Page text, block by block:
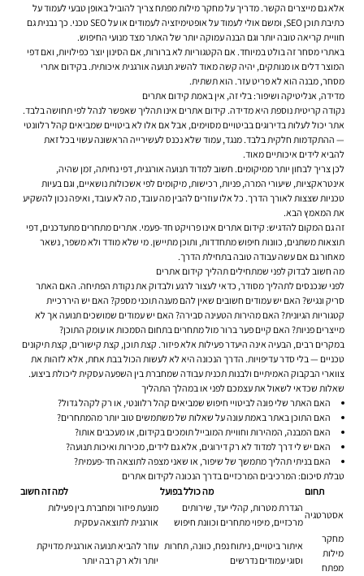
אלא גם מייצרים הקשר. מדריך על מחקר מילות מפתח צריך להוביל באופן טבעי לעמוד על
כתיבת תוכן SEO, ומשם אולי לעמוד על אופטימיזציה לעמודים או על SEO טכני. כך נבנית גם
חוויית קריאה טובה יותר וגם הבנה עמוקה יותר של האתר מצד מנועי החיפוש.
באתרי מסחר זה בולט במיוחד. אם הקטגוריות לא ברורות, אם הסינון יוצר כפילויות, ואם דפי
המוצר דלים או מנותקים, יהיה קשה מאוד להשיג תנועה אורגנית איכותית. בקידום אתרי
מסחר, מבנה הוא לא פריט עזר. הוא תשתית.
מדידה, אנליטיקה ושיפור: בלי זה, אין באמת קידום אתרים
נקודה קריטית נוספת היא מדידה. קידום אתרים אינו תהליך שאפשר לנהל לפי תחושה בלבד.
אתר יכול לעלות בדירוגים בביטויים מסוימים, אבל אם אלו לא ביטויים שמביאים קהל רלוונטי
— ההתקדמות חלקית בלבד. מנגד, עמוד שלא נכנס לעשירייה הראשונה עשוי בכל זאת
להביא לידים איכותיים מאוד.
לכן צריך לבחון יותר ממיקומים. חשוב למדוד תנועה אורגנית, דפי נחיתה, זמן שהיה,
אינטראקציות, שיעורי המרה, פניות, רכישות, מיקומים לפי אשכולות נושאיים, וגם בעיות
טכניות שצצות לאורך הדרך. כל אלו עוזרים להבין מה עובד, מה לא עובד, ואיפה נכון להשקיע
את המאמץ הבא.
זה גם המקום להדגיש: קידום אתרים אינו פרויקט חד-פעמי. אתרים מתחרים מתעדכנים, דפי
תוצאות משתנים, כוונות חיפוש מתחדדות, ותוכן מתיישן. מי שלא מודד ולא משפר, נשאר
מאחור גם אם עשה עבודה טובה בתחילת הדרך.
מה חשוב לבדוק לפני שמתחילים תהליך קידום אתרים
לפני שנכנסים לתהליך מסודר, כדאי לעצור לרגע ולבדוק את נקודת הפתיחה. האם האתר
סריק ונגיש? האם יש עמודים חשובים שאין להם מענה תוכני מספק? האם יש היררכיית
קטגוריות הגיונית? האם מהירות הטעינה סבירה? האם יש עמודים שמושכים תנועה אך לא
מייצרים פניות? האם קיים פער ברור מול מתחרים בתחום הסמכות או עומק התוכן?
במקרים רבים, הבעיה אינה היעדר פעילות אלא פיזור. קצת תוכן, קצת קישורים, קצת תיקונים
טכניים — בלי סדר עדיפויות. הדרך הנכונה היא לא לעשות הכול בבת אחת, אלא לזהות את
צווארי הבקבוק האמיתיים ולבנות תכנית עבודה שמחברת בין השפעה עסקית ליכולת ביצוע.
שאלות שכדאי לשאול את עצמכם לפני או במהלך התהליך
האם האתר שלי פונה לביטויי חיפוש שמביאים קהל רלוונטי, או רק לקהל גדול?
האם התוכן באתר באמת עונה על שאלות של משתמשים טוב יותר מהמתחרים?
האם המבנה, המהירות וחוויית המובייל תומכים בקידום, או מעכבים אותו?
האם יש לי דרך למדוד לא רק דירוגים, אלא גם לידים, מכירות ואיכות תנועה?
האם בניתי תהליך מתמשך של שיפור, או שאני מצפה לתוצאה חד-פעמית?
טבלת סיכום: המרכיבים המרכזיים בדרך הנכונה לקידום אתרים
תחום
מה כולל בפועל
למה זה חשוב
אסטרטגיה
הגדרת מטרות, קהלי יעד, שירותים
מרכזיים, מיפוי מתחרים וכוונת חיפוש
מונעת פיזור ומחברת בין פעילות
אורגנית לתוצאה עסקית
מחקר
מילות
מפתח
איתור ביטויים, ניתוח נפח, כוונה, תחרות
וסוגי עמודים נדרשים
עוזר להביא תנועה אורגנית מדויקת
יותר ולא רק רבה יותר